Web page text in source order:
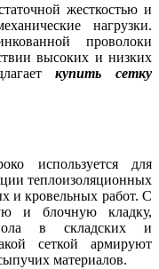
жесткостью и
нагрузки.
проволоки
высоких и низких
купить сетку
используется для
теплоизоляционных
и кровельных работ. С
и блочную кладку,
в складских и
сеткой армируют
материалов.